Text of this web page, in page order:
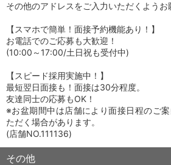
その他のアドレスをご入力いただくようお
【スマホで簡単！面接予約機能あり！】
お電話でのご応募も大歓迎！
(10:00～17:00/土日祝も受付中)
【スピード採用実施中！】
最短翌日面接も！面接は30分程度。
友達同士の応募もOK！
※お盆期間中は店舗により面接日程のご
ただく場合があります。
(店舗NO.111136)
その他